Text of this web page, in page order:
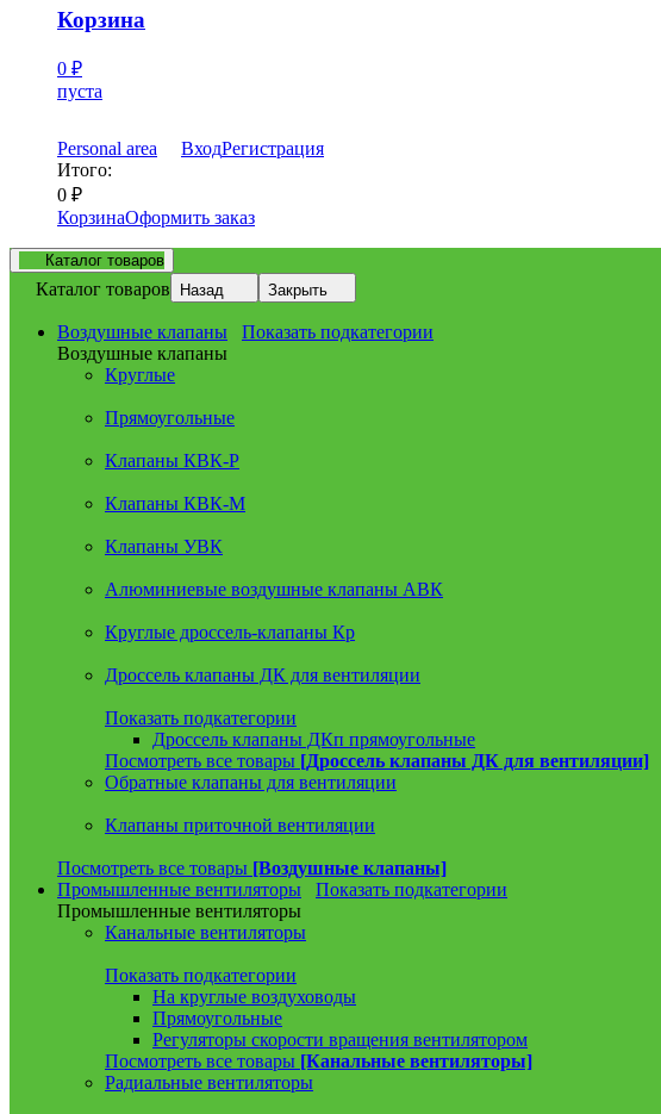
Корзина
0 ₽
пуста
Personal area ВходРегистрация
Итого:
0 ₽
КорзинаОформить заказ
Каталог товаров
Каталог товаров Назад Закрыть
Воздушные клапаны
Показать подкатегории
Воздушные клапаны
Круглые
Прямоугольные
Клапаны КВК-Р
Клапаны КВК-М
Клапаны УВК
Алюминиевые воздушные клапаны АВК
Круглые дроссель-клапаны Кр
Дроссель клапаны ДК для вентиляции
Показать подкатегории
Дроссель клапаны ДКп прямоугольные
Посмотреть все товары [Дроссель клапаны ДК для вентиляции]
Обратные клапаны для вентиляции
Клапаны приточной вентиляции
Посмотреть все товары [Воздушные клапаны]
Промышленные вентиляторы
Показать подкатегории
Промышленные вентиляторы
Канальные вентиляторы
Показать подкатегории
На круглые воздуховоды
Прямоугольные
Регуляторы скорости вращения вентилятором
Посмотреть все товары [Канальные вентиляторы]
Радиальные вентиляторы